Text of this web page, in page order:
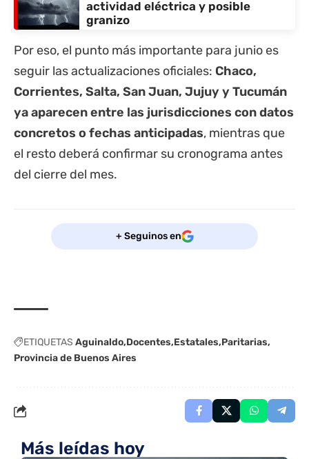
actividad eléctrica y posible
granizo
Por eso, el punto más importante para junio es
seguir las actualizaciones oficiales: Chaco,
Corrientes, Salta, San Juan, Jujuy y Tucumán
ya aparecen entre las jurisdicciones con datos
concretos o fechas anticipadas, mientras que
el resto deberá confirmar su cronograma antes
del cierre del mes.
+ Seguinos en
ETIQUETAS Aguinaldo Docentes Estatales Paritarias
Provincia de Buenos Aires
Más leídas hoy